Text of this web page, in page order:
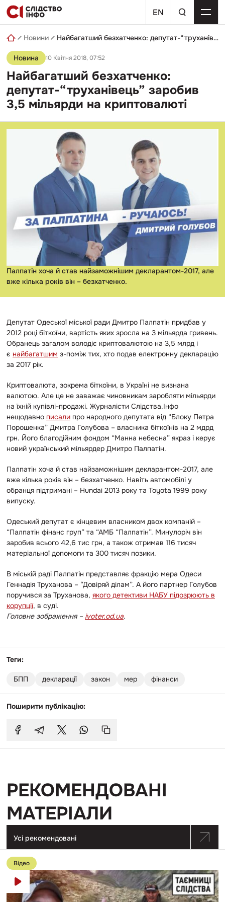
Skip
to
content
EN
пошуковий
запит
Новини Найбагатший безхатченко: депутат-“труханівець” заробив 3,5 мільярди на криптовалюті
Новина 10 Квітня 2018, 07:52
Найбагатший безхатченко:
депутат-“труханівець” заробив
3,5 мільярди на криптовалюті
Палпатін хоча й став найзаможнішим декларантом-2017, але
вже кілька років він – безхатченко.
Депутат Одеської міської ради Дмитро Палпатін придбав у
2012 році біткоїни, вартість яких зросла на 3 мільярда гривень.
Обранець загалом володіє криптовалютою на 3,5 млрд і
є найбагатшим з-поміж тих, хто подав електронну декларацію
за 2017 рік.
Криптовалюта, зокрема біткоїни, в Україні не визнана
валютою. Але це не заважає чиновникам заробляти мільярди
на їхній купівлі-продажі. Журналісти Слідства.Інфо
нещодавно писали про народного депутата від “Блоку Петра
Порошенка” Дмитра Голубова – власника біткоїнів на 2 мдрд
грн. Його благодійним фондом “Манна небесна” якраз і керує
новий український мільярдер Дмитро Палпатін.
Палпатін хоча й став найзаможнішим декларантом-2017, але
вже кілька років він – безхатченко. Навіть автомобілі у
обранця підтримані – Hundai 2013 року та Toyota 1999 року
випуску.
Одеський депутат є кінцевим власником двох компаній –
“Палпатін фінанс груп” та “АМБ “Палпатін”. Минулоріч він
заробив всього 42,6 тис грн, а також отримав 116 тисяч
матеріальної допомоги та 300 тисяч позики.
В міській раді Палпатін представляє фракцію мера Одеси
Геннадія Труханова – “Довіряй ділам”. А його партнер Голубов
поручився за Труханова, якого детективи НАБУ підозрюють в
корупції, в суді.
Головне зображення – ivoter.od.ua.
Теги:
БПП декларації закон мер фінанси
Поширити публікацію:
РЕКОМЕНДОВАНІ
МАТЕРІАЛИ
Усі рекомендовані
Перейти
до
публікації
Депутатом
«Європейської
Відео